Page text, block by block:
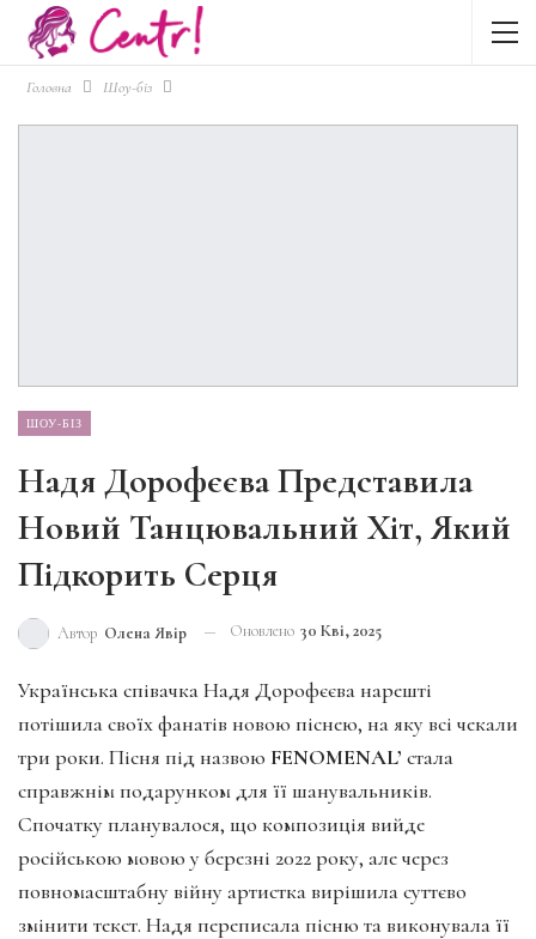
Головна Шоу-біз
ШОУ-БІЗ
Надя Дорофєєва Представила
Новий Танцювальний Хіт, Який
Підкорить Серця
Автор Олена Явір Оновлено 30 Кві, 2025
Українська співачка Надя Дорофєєва нарешті
потішила своїх фанатів новою піснею, на яку всі чекали
три роки. Пісня під назвою FENOMENAL’ стала
справжнім подарунком для її шанувальників.
Спочатку планувалося, що композиція вийде
російською мовою у березні 2022 року, але через
повномасштабну війну артистка вирішила суттєво
змінити текст. Надя переписала пісню та виконувала її